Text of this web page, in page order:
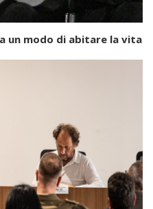
un modo di abitare la vita